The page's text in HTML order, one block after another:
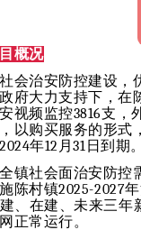
概况
会治安防控建设，
府大力支持下，在
视频监控3816支，
以购买服务的形式
年12月31日到期
镇社会面治安防控
陈村镇2025-2027
、在建、未来三年
正常运行。